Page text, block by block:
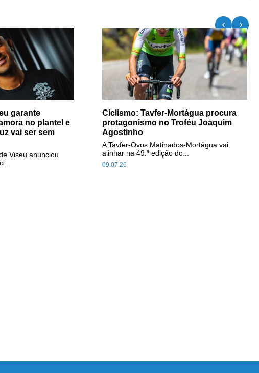
garante
no plantel e
vai ser sem
Viseu anunciou
Ciclismo: Tavfer-Mortágua procura
protagonismo no Troféu Joaquim
Agostinho
09.07.26
A Tavfer-Ovos Matinados-Mortágua vai
alinhar na 49.ª edição do...